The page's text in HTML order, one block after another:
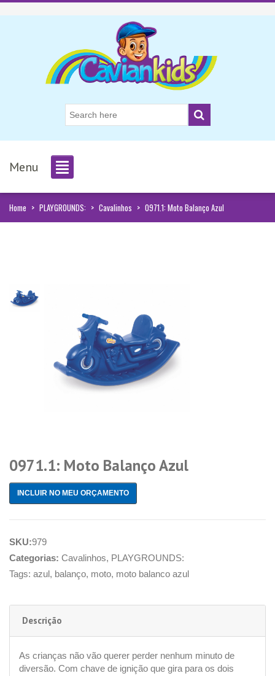
Menu
Home > PLAYGROUNDS: > Cavalinhos > 0971.1: Moto Balanço Azul
0971.1: Moto Balanço Azul
INCLUIR NO MEU ORÇAMENTO
SKU:979
Categorias: Cavalinhos, PLAYGROUNDS:
Tags: azul , balanço, moto, moto balanco azul
Descrição
As crianças não vão querer perder nenhum minuto de
diversão. Com chave de ignição que gira para os dois